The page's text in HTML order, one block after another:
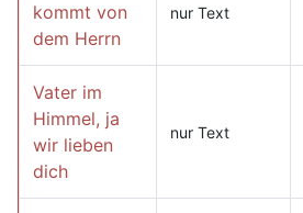
kommt von
dem Herrn
nur Text
Vater im
Himmel, ja
wir lieben
dich
nur Text